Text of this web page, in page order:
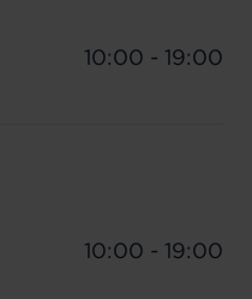
10:00 - 19:00
10:00 - 19:00